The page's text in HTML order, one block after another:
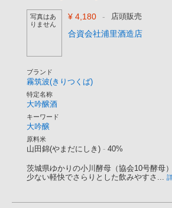
写真はあ
りません
¥ 4,180 - 店頭販売
合資会社浦里酒造店
ブランド
霧筑波(きりつくば)
特定名称
大吟醸酒
キーワード
大吟醸
原料米
山田錦(やまだにしき) - 40%
茨城県ゆかりの小川酵母（協会10号酵母
少ない軽快でさらりとした飲みやすさ...